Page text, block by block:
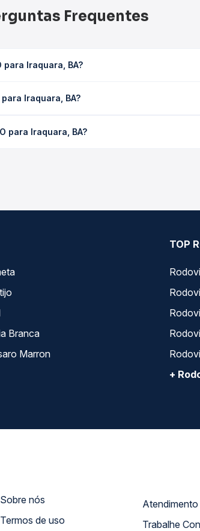
Frequentes
Iraquara, BA?
horários disponíveis e vê a duração exata de
Iraquara, BA?
de todas as viações em tempo real e
para Iraquara, BA?
Branca
Marron
TOP
+
Sobre nós
Termos de uso
Trabalhe